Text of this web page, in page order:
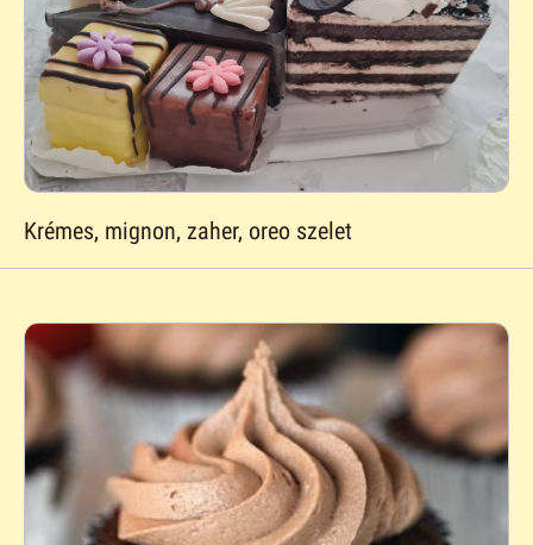
Krémes, mignon, zaher, oreo szelet